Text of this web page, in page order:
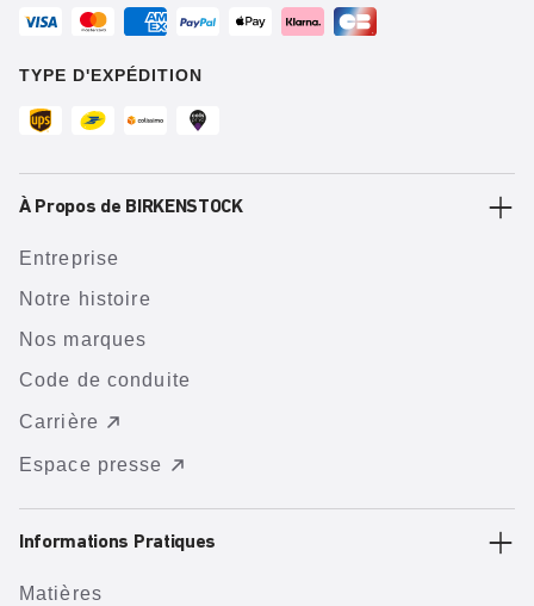
TYPE D'EXPÉDITION
À Propos de BIRKENSTOCK
Entreprise
Notre histoire
Nos marques
Code de conduite
Carrière
Espace presse
Informations Pratiques
Matières